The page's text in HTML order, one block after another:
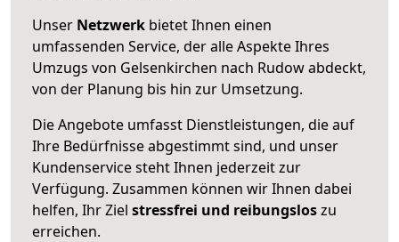
Unser Netzwerk bietet Ihnen einen
umfassenden Service, der alle Aspekte Ihres
Umzugs von Gelsenkirchen nach Rudow abdeckt,
von der Planung bis hin zur Umsetzung.
Die Angebote umfasst Dienstleistungen, die auf
Ihre Bedürfnisse abgestimmt sind, und unser
Kundenservice steht Ihnen jederzeit zur
Verfügung. Zusammen können wir Ihnen dabei
helfen, Ihr Ziel stressfrei und reibungsloszu
erreichen.